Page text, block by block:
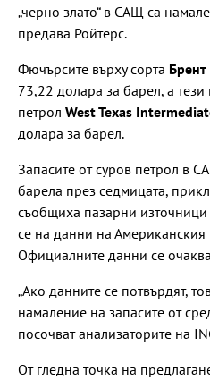
„черно злато“ в САЩ са
предава Ройтерс.
Фючърсите върху сорта Брент
73,22 долара за барел, а
петрол West Texas
долара за барел.
Запасите от суров петрол в
барела през седмицата,
съобщиха пазарни
се на данни на Американския
Официалните данни се
„Ако данните се потвърдят,
намаление на запасите от
посочват анализаторите на
От гледна точка на